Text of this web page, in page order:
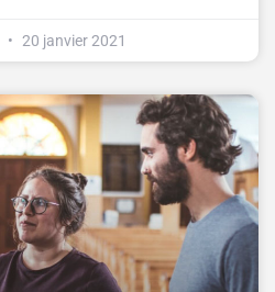
20 janvier 2021